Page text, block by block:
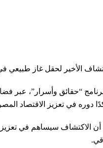
الأخير لحقل غاز طبيعي
“حقائق وأسرار”، عبر
دوره في تعزيز الاقتصاد
الاكتشاف سيساهم في تعزيز